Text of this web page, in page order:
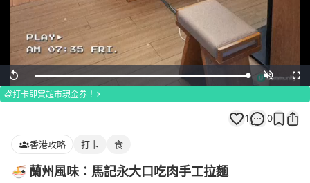
Replay Loaded:
100.00%
Unmute
打卡即賞超市現金券！
1 0
香港攻略 打卡 食
🍜 蘭州風味：馬記永大口吃肉手工拉麵